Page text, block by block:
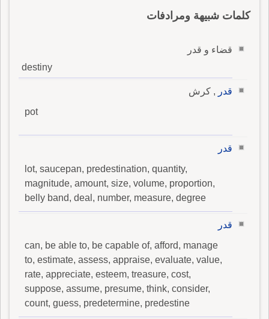
كلمات شبيهة ومرادفات
قضاء و قدر
destiny
قدر , كرش
pot
قدر
lot, saucepan, predestination, quantity,
magnitude, amount, size, volume, proportion,
belly band, deal, number, measure, degree
قدر
can, be able to, be capable of, afford, manage
to, estimate, assess, appraise, evaluate, value,
rate, appreciate, esteem, treasure, cost,
suppose, assume, presume, think, consider,
count, guess, predetermine, predestine